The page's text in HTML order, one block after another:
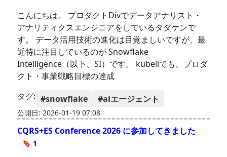
こんにちは。 プロダクトDivでデータアナリスト・
アナリティクスエンジニアをしているタダケンで
す。 データ活用技術の進化は目覚ましいですが、最
近特に注目しているのが Snowflake
Intelligence（以下、SI）です。 kubellでも、プロダ
クト・事業戦略目標の達成
タグ: #snowflake #aiエージェント
公開日: 2026-01-19 07:08
CQRS+ES Conference 2026 に参加してきました
🔖 1